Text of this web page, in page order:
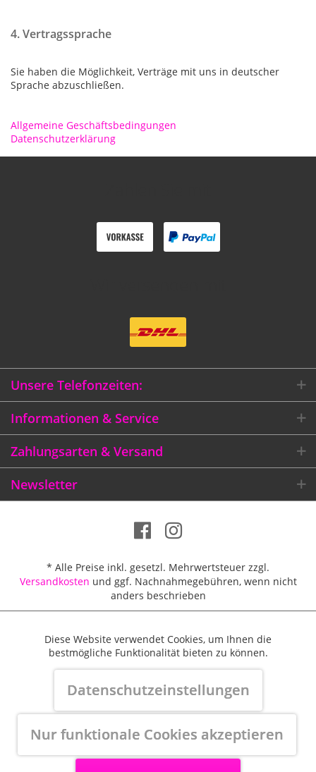
4. Vertragssprache
Sie haben die Möglichkeit, Verträge mit uns in deutscher
Sprache abzuschließen.
Allgemeine Geschäftsbedingungen
Datenschutzerklärung
Unsere Telefonzeiten:
Informationen & Service
Zahlungsarten & Versand
Newsletter
* Alle Preise inkl. gesetzl. Mehrwertsteuer zzgl.
Versandkosten und ggf. Nachnahmegebühren, wenn nicht
anders beschrieben
Größentabellen
Versandkosten / Lieferbeschränkungen
Zahlungsmittel
Widerrufsbelehrung & Widerrufsformular
AGB
Datenschutz
Cookie-Einstellungen
Made with ♥ by BlurCreative
Funktionale Aktiv
Marketing Aktiv
Tracking Aktiv
Diese Website verwendet Cookies, um Ihnen die
bestmögliche Funktionalität bieten zu können.
Datenschutzeinstellungen
Nur funktionale Cookies akzeptieren
Kundenbewertungen